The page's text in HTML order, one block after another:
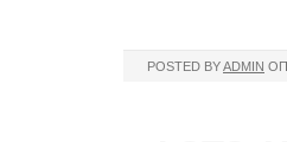
POSTED BYADMIN